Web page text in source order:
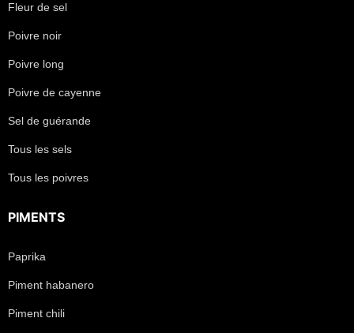
Fleur de sel
Poivre noir
Poivre long
Poivre de cayenne
Sel de guérande
Tous les sels
Tous les poivres
PIMENTS
Paprika
Piment habanero
Piment chili